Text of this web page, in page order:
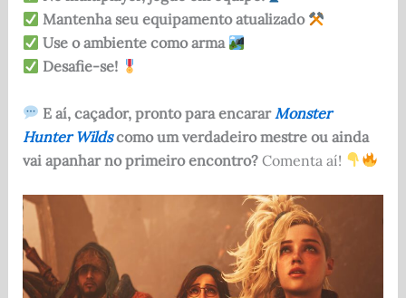
Mantenha seu equipamento atualizado
Use o ambiente como arma
Desafie-se!
E aí, caçador, pronto para encarar Monster
Hunter Wildscomo um verdadeiro mestre ou ainda
vai apanhar no primeiro encontro?Comenta aí!